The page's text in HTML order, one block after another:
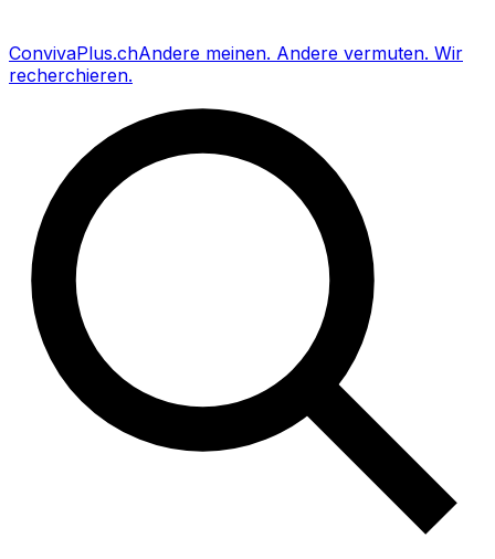
ConvivaPlus.chAndere meinen. Andere vermuten. Wir
recherchieren.